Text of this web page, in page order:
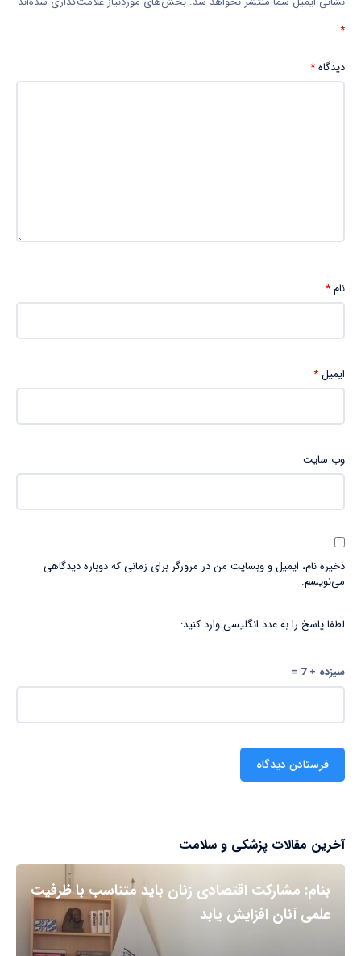
*
دیدگاه*
نام*
ایمیل*
وب‌ سایت
ذخیره نام، ایمیل و وبسایت من در مرورگر برای زمانی که دوباره دیدگاهی
می‌نویسم.
لطفا پاسخ را به عدد انگلیسی وارد کنید:
سیزده + 7 =
آخرین مقالات پزشکی و سلامت
بنام: مشارکت اقتصادی زنان باید متناسب با ظرفیت
علمی آنان افزایش یابد